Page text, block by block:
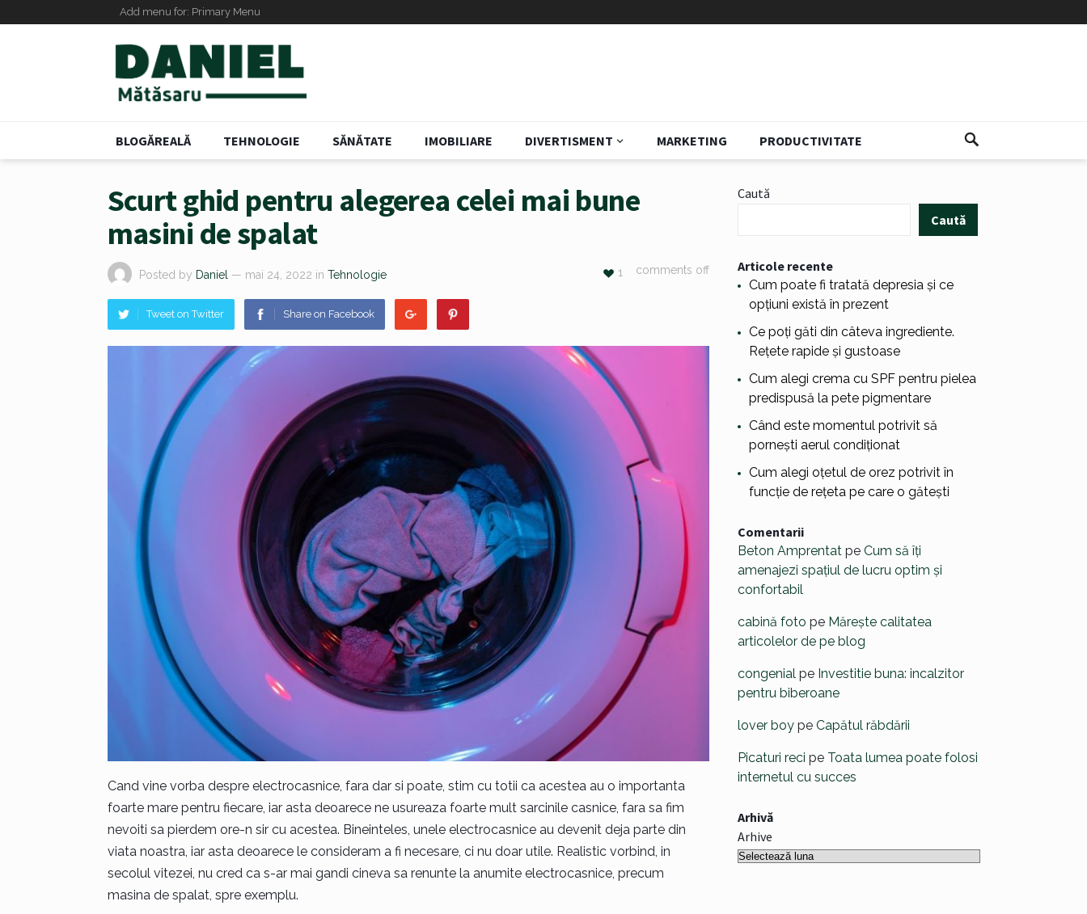
Add menu for: Primary Menu
BLOGĂREALĂ TEHNOLOGIE SĂNĂTATE IMOBILIARE DIVERTISMENT MARKETING PRODUCTIVITATE
Scurt ghid pentru alegerea celei mai bune
masini de spalat
Posted by Daniel — mai 24, 2022 in Tehnologie comments off
1
Tweet on Twitter Share on Facebook
Cand vine vorba despre electrocasnice, fara dar si poate, stim cu totii ca acestea au o importanta
foarte mare pentru fiecare, iar asta deoarece ne usureaza foarte mult sarcinile casnice, fara sa fim
nevoiti sa pierdem ore-n sir cu acestea. Bineinteles, unele electrocasnice au devenit deja parte din
viata noastra, iar asta deoarece le consideram a fi necesare, ci nu doar utile. Realistic vorbind, in
secolul vitezei, nu cred ca s-ar mai gandi cineva sa renunte la anumite electrocasnice, precum
masina de spalat, spre exemplu.
Caută
Caută
Articole recente
Cum poate fi tratată depresia și ce
opțiuni există în prezent
Ce poți găti din câteva ingrediente.
Rețete rapide și gustoase
Cum alegi crema cu SPF pentru pielea
predispusă la pete pigmentare
Când este momentul potrivit să
pornești aerul condiționat
Cum alegi oțetul de orez potrivit în
funcție de rețeta pe care o gătești
Comentarii
Beton Amprentatpe Cum să îți
amenajezi spațiul de lucru optim și
confortabil
cabină foto pe Mărește calitatea
articolelor de pe blog
congenialpe Investitie buna: incalzitor
pentru biberoane
lover boype Capătul răbdării
Picaturi reci pe Toata lumea poate folosi
internetul cu succes
Arhivă
Arhive